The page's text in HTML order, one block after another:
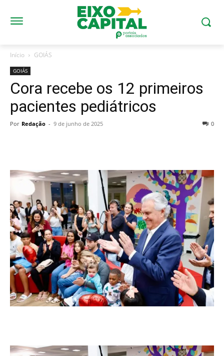
Início GOIÁS
GOIÁS
Cora recebe os 12 primeiros
pacientes pediátricos
Por Redação - 9 de junho de 2025 0